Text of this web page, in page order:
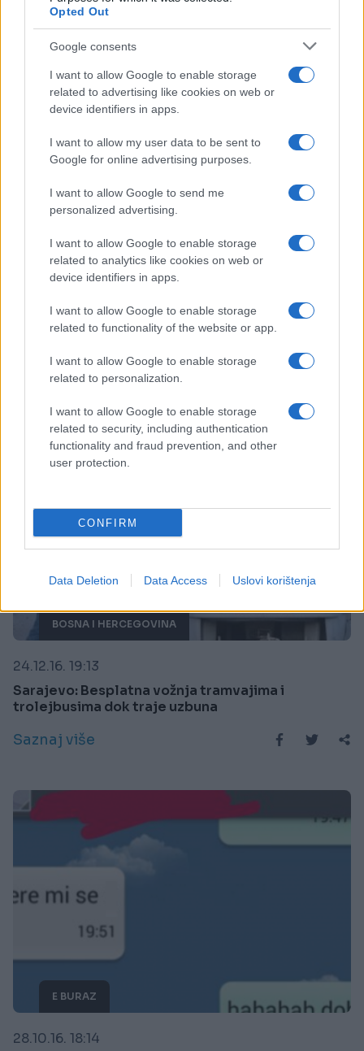
Opted Out
Google consents
I want to allow Google to enable storage
related to advertising like cookies on web or
device identifiers in apps.
I want to allow my user data to be sent to
Google for online advertising purposes.
I want to allow Google to send me
personalized advertising.
I want to allow Google to enable storage
related to analytics like cookies on web or
device identifiers in apps.
I want to allow Google to enable storage
related to functionality of the website or app.
I want to allow Google to enable storage
related to personalization.
I want to allow Google to enable storage
related to security, including authentication
functionality and fraud prevention, and other
user protection.
CONFIRM
Data Deletion Data Access Uslovi korištenja
BOSNA I HERCEGOVINA
Tramvajski saobraćaj prekinut zbog nesreće u
Nedžarićima
Saznaj više
BOSNA I HERCEGOVINA
24.12.16. 19:13
Sarajevo: Besplatna vožnja tramvajima i
trolejbusima dok traje uzbuna
Saznaj više
E BURAZ
28.10.16. 18:14